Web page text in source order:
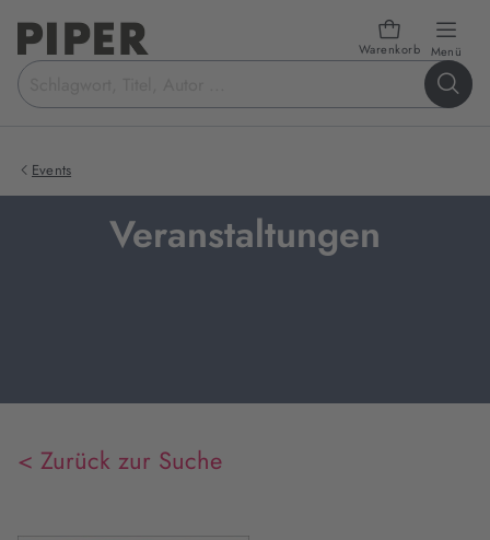
Warenkorb Menü
Suchbegriff
eingeben
Events
Veranstaltungen
< Zurück zur Suche